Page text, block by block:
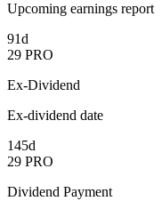
Upcoming earnings report
91d
29 PRO
Ex-Dividend
Ex-dividend date
145d
29 PRO
Dividend Payment